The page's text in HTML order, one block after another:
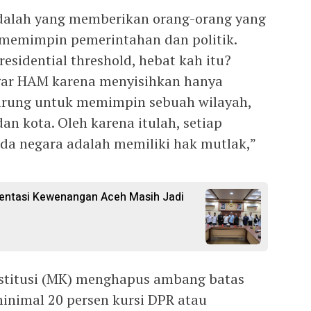
yang memberikan orang-orang yang
pemerintahan dan politik.
threshold, hebat kah itu?
HAM karena menyisihkan hanya
untuk memimpin sebuah wilayah,
kota. Oleh karena itulah, setiap
negara adalah memiliki hak mutlak,”
Kewenangan Aceh Masih Jadi
(MK) menghapus ambang batas
20 persen kursi DPR atau